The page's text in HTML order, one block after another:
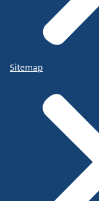
Sitemap